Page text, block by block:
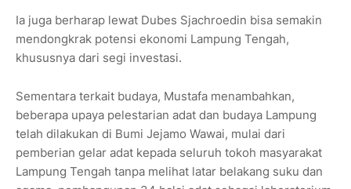
Ia juga berharap lewat Dubes Sjachroedin bisa semakin
mendongkrak potensi ekonomi Lampung Tengah,
khususnya dari segi investasi.
Sementara terkait budaya, Mustafa menambahkan,
beberapa upaya pelestarian adat dan budaya Lampung
telah dilakukan di Bumi Jejamo Wawai, mulai dari
pemberian gelar adat kepada seluruh tokoh masyarakat
Lampung Tengah tanpa melihat latar belakang suku dan